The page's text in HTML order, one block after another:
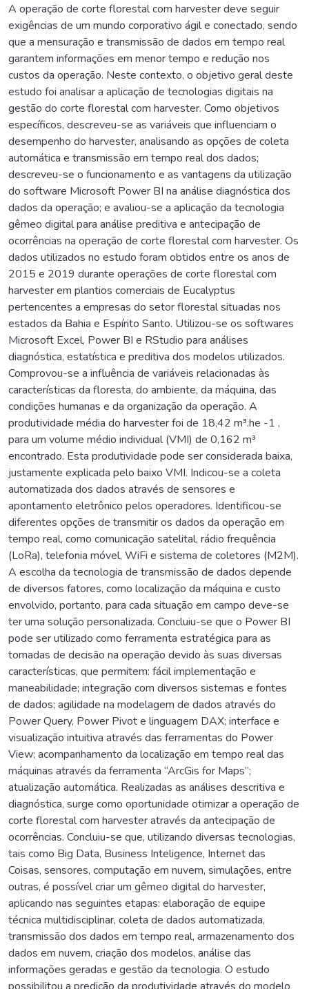
A operação de corte florestal com harvester deve seguir
exigências de um mundo corporativo ágil e conectado, sendo
que a mensuração e transmissão de dados em tempo real
garantem informações em menor tempo e redução nos
custos da operação. Neste contexto, o objetivo geral deste
estudo foi analisar a aplicação de tecnologias digitais na
gestão do corte florestal com harvester. Como objetivos
específicos, descreveu-se as variáveis que influenciam o
desempenho do harvester, analisando as opções de coleta
automática e transmissão em tempo real dos dados;
descreveu-se o funcionamento e as vantagens da utilização
do software Microsoft Power BI na análise diagnóstica dos
dados da operação; e avaliou-se a aplicação da tecnologia
gêmeo digital para análise preditiva e antecipação de
ocorrências na operação de corte florestal com harvester. Os
dados utilizados no estudo foram obtidos entre os anos de
2015 e 2019 durante operações de corte florestal com
harvester em plantios comerciais de Eucalyptus
pertencentes a empresas do setor florestal situadas nos
estados da Bahia e Espírito Santo. Utilizou-se os softwares
Microsoft Excel, Power BI e RStudio para análises
diagnóstica, estatística e preditiva dos modelos utilizados.
Comprovou-se a influência de variáveis relacionadas às
características da floresta, do ambiente, da máquina, das
condições humanas e da organização da operação. A
produtividade média do harvester foi de 18,42 m³.he -1 ,
para um volume médio individual (VMI) de 0,162 m³
encontrado. Esta produtividade pode ser considerada baixa,
justamente explicada pelo baixo VMI. Indicou-se a coleta
automatizada dos dados através de sensores e
apontamento eletrônico pelos operadores. Identificou-se
diferentes opções de transmitir os dados da operação em
tempo real, como comunicação satelital, rádio frequência
(LoRa), telefonia móvel, WiFi e sistema de coletores (M2M).
A escolha da tecnologia de transmissão de dados depende
de diversos fatores, como localização da máquina e custo
envolvido, portanto, para cada situação em campo deve-se
ter uma solução personalizada. Concluiu-se que o Power BI
pode ser utilizado como ferramenta estratégica para as
tomadas de decisão na operação devido às suas diversas
características, que permitem: fácil implementação e
maneabilidade; integração com diversos sistemas e fontes
de dados; agilidade na modelagem de dados através do
Power Query, Power Pivot e linguagem DAX; interface e
visualização intuitiva através das ferramentas do Power
View; acompanhamento da localização em tempo real das
máquinas através da ferramenta “ArcGis for Maps”;
atualização automática. Realizadas as análises descritiva e
diagnóstica, surge como oportunidade otimizar a operação de
corte florestal com harvester através da antecipação de
ocorrências. Concluiu-se que, utilizando diversas tecnologias,
tais como Big Data, Business Inteligence, Internet das
Coisas, sensores, computação em nuvem, simulações, entre
outras, é possível criar um gêmeo digital do harvester,
aplicando nas seguintes etapas: elaboração de equipe
técnica multidisciplinar, coleta de dados automatizada,
transmissão dos dados em tempo real, armazenamento dos
dados em nuvem, criação dos modelos, análise das
informações geradas e gestão da tecnologia. O estudo